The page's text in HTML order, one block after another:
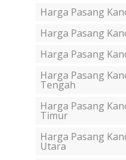
Harga Pasang
Harga Pasang
Harga Pasang
Harga Pasang
Tengah
Harga Pasang
Timur
Harga Pasang
Utara